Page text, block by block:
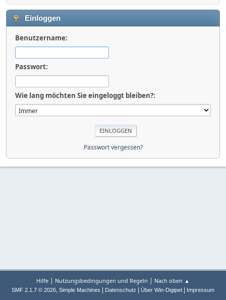
Einloggen
Benutzername:
Passwort:
Wie lang möchten Sie eingeloggt bleiben?:
Passwort vergessen?
Hilfe | Nutzungsbedingungen und Regeln | Nach oben ▲
SMF 2.1.7 © 2026, Simple Machines Datenschutz Über Win-Digipet Impressum